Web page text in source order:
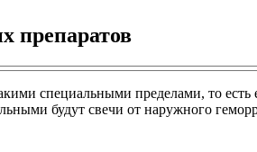
препаратов
специальными пределами, то
будут свечи от наружного